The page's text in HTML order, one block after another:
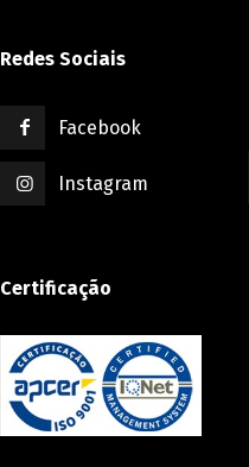
Redes Sociais
Facebook
Instagram
Certificação